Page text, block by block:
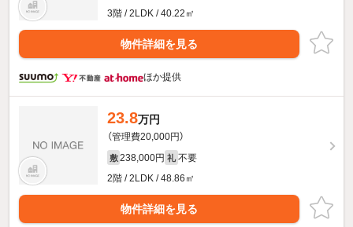
3階 / 2LDK / 40.22㎡
物件詳細を見る
ほか提供
23.8万円
（管理費20,000円）
敷 238,000円 礼 不要
2階 / 2LDK / 48.86㎡
物件詳細を見る